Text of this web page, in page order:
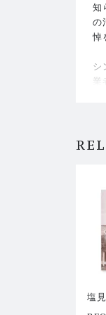
知
の
悼
シ
業
ト
塩